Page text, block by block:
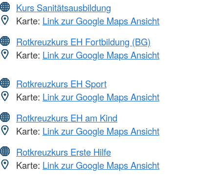
Kurs Sanitätsausbildung
Karte: Link zur Google Maps Ansicht
Rotkreuzkurs EH Fortbildung (BG)
Karte: Link zur Google Maps Ansicht
Rotkreuzkurs EH Sport
Karte: Link zur Google Maps Ansicht
Rotkreuzkurs EH am Kind
Karte: Link zur Google Maps Ansicht
Rotkreuzkurs Erste Hilfe
Karte: Link zur Google Maps Ansicht